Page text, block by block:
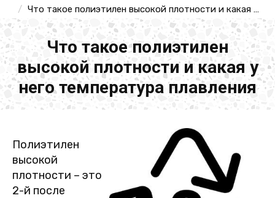
Что такое полиэтилен высокой плотности и какая у него температура плавления
Что такое полиэтилен
высокой плотности и какая у
него температура плавления
Полиэтилен
высокой
плотности – это
2-й после